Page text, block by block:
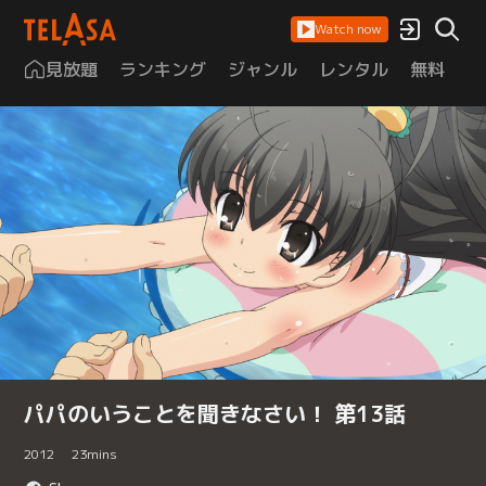
Watch now
見放題 ランキング ジャンル レンタル 無料
パパのいうことを聞きなさい！ 第13話
2012 23mins